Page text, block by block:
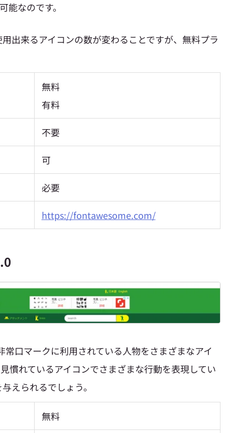
能なのです。
出来るアイコンの数が変わることですが、無料プラ
無料
有料
不要
可
必要
https://fontawesome.com/
常口マークに利用されている人物をさまざまなアイ
慣れているアイコンでさまざまな行動を表現してい
えられるでしょう。
無料